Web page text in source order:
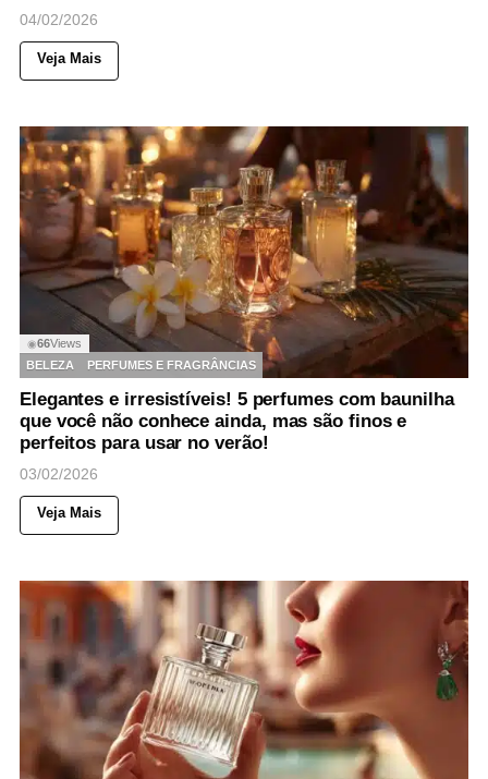
04/02/2026
Veja Mais
◉66Views
BELEZA
PERFUMES E FRAGRÂNCIAS
Elegantes e irresistíveis! 5 perfumes com baunilha
que você não conhece ainda, mas são finos e
perfeitos para usar no verão!
03/02/2026
Veja Mais